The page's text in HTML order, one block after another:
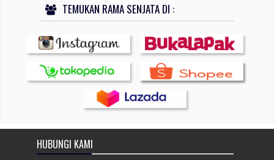
TEMUKAN RAMA SENJATA DI :
HUBUNGI KAMI